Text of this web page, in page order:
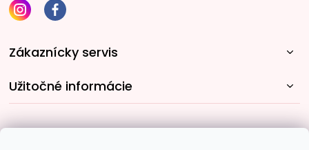
Zákaznícky servis
Užitočné informácie